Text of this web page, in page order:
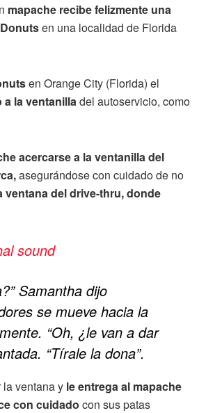
mapache recibe felizmente una
en una localidad de Florida
en Orange City (Florida) el
a la ventanilladel autoservicio, como
acercarse a la ventanilla del
asegurándose con cuidado de no
ventana del drive-thru, donde
sound
Samantha dijo
se mueve hacia la
“Oh, ¿le van a dar
“Tírale la dona”.
ventana y le entrega al mapache
con cuidado con sus patas